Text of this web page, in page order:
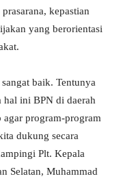
kepastian
yang berorientasi
baik. Tentunya
hal ini BPN di daerah
agar program-program
dukung secara
Plt. Kepala
Selatan, Muhammad